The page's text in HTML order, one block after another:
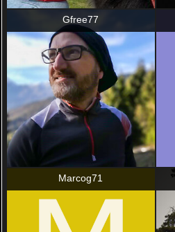
Gfree77
Marcog71